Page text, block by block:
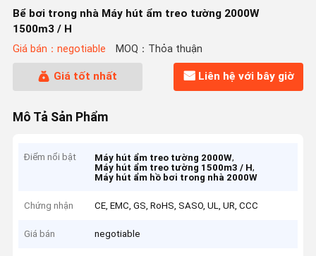
Bể bơi trong nhà Máy hút ẩm treo tường 2000W
1500m3 / H
Giá bán：negotiable MOQ：Thỏa thuận
Giá tốt nhất Liên hệ với bây giờ
Mô Tả Sản Phẩm
Điểm nổi bật Máy hút ẩm treo tường 2000W,
Máy hút ẩm treo tường 1500m3 / H,
Máy hút ẩm hồ bơi trong nhà 2000W
Chứng nhận CE, EMC, GS, RoHS, SASO, UL, UR, CCC
Giá bán negotiable